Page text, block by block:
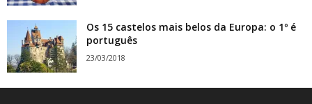
Os 15 castelos mais belos da Europa: o 1º é
português
23/03/2018